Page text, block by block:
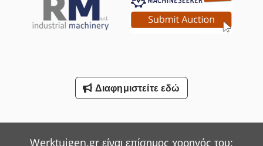
Witzig & Frank Μηχανές Μεταφοράς
Wurster & Dietz Μηχανές Κατασκευής Παλετών
Διαφημιστείτε εδώ
Werktuigen.gr είναι επίσημος χορηγός του: